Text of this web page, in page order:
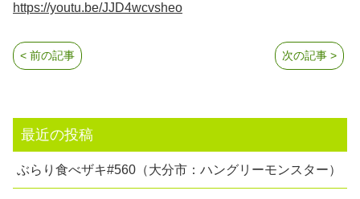
https://youtu.be/JJD4wcvsheo
次の記事 >
< 前の記事
最近の投稿
ぶらり食べザキ#560（大分市：ハングリーモンスター）